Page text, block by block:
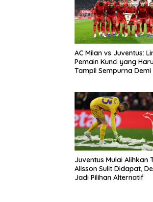
AC Milan vs Juventus:
Pemain Kunci yang
Tampil Sempurna
Juventus Mulai Alihkan
Alisson Sulit Didapat,
Jadi Pilihan Alternatif